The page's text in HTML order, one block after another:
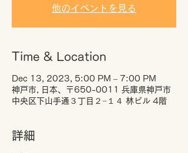
他のイベントを見る
Time & Location
Dec 13, 2023, 5:00 PM – 7:00 PM
神戸市, 日本、〒650-0011 兵庫県神戸市
中央区下山手通３丁目２−１４ 林ビル 4階
詳細